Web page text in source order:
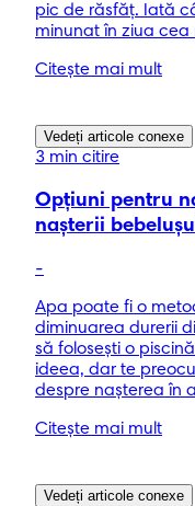
pic de răsfăţ. Iată
minunat în ziua cea
Citește mai mult
Vedeți articole conexe
3 min citire
Opţiuni pentru
naşterii
-
Apa poate fi o
diminuarea durerii
să foloseşti o
ideea, dar te
despre naşterea în
Citește mai mult
Vedeți articole conexe